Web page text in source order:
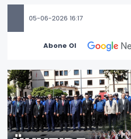
05-06-2026 16:17
Abone Ol